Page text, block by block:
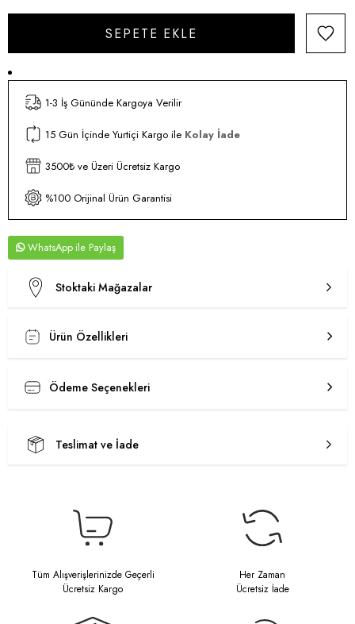
1-3 İş Gününde Kargoya Verilir
15 Gün İçinde Yurtiçi Kargo ile Kolay İade
3500₺ ve Üzeri Ücretsiz Kargo
%100 Orijinal Ürün Garantisi
WhatsApp
Stoktaki Mağazalar
Ürün Özellikleri
Ödeme Seçenekleri
Teslimat ve İade
Tüm Alışverişlerinizde Geçerli
Ücretsiz Kargo
Her Zaman
Ücretsiz İade